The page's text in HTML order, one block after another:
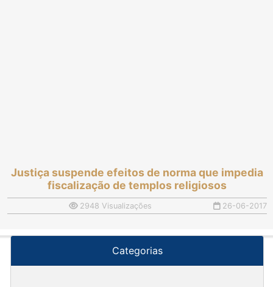
Justiça suspende efeitos de norma que impedia
fiscalização de templos religiosos
2948 Visualizações 26-06-2017
Categorias